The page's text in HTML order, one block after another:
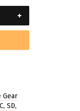
Gear
SD,